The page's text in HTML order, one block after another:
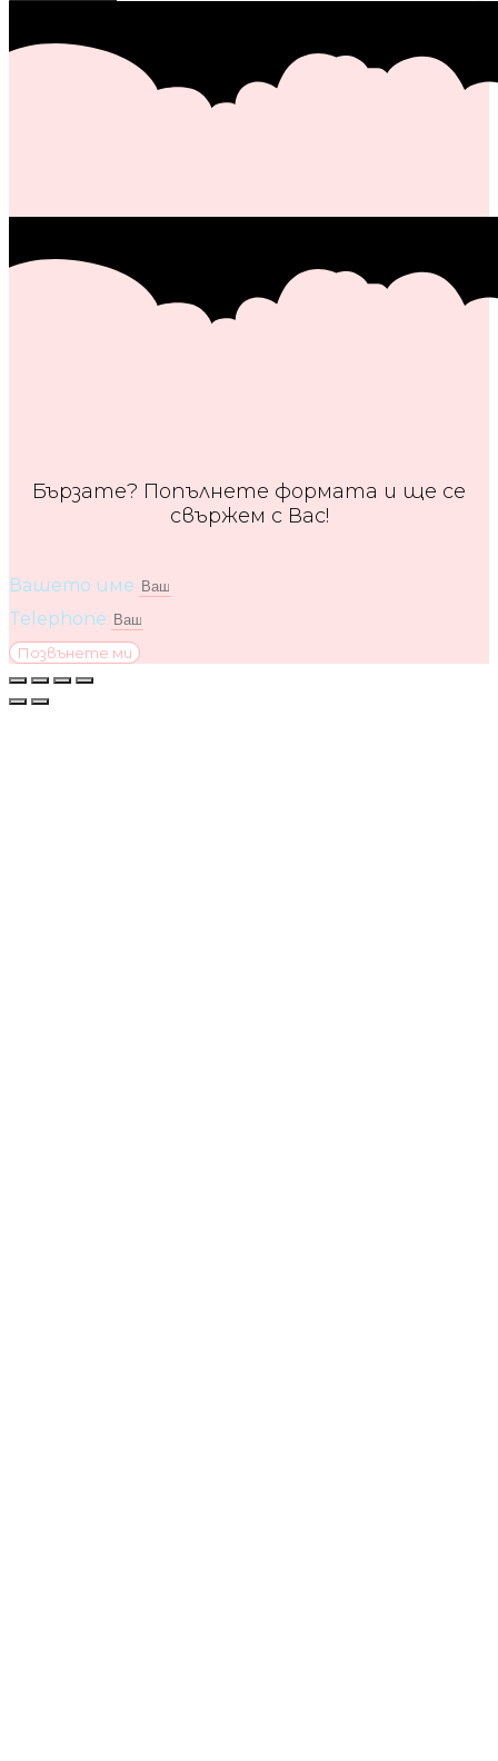
Бързате? Попълнете формата и ще се
свържем с Вас!
Вашето име
Telephone
Позвънете ми